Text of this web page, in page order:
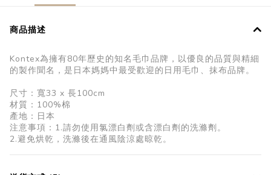
商品描述
Kontex為擁有80年歷史的知名毛巾品牌，以優良的品質與精細
的製作聞名，是日本媽媽中最受歡迎的日用毛巾、抹布品牌。
尺寸：寬33 x 長100cm
材質：100%棉
產地：日本
注意事項：1.請勿使用氯漂白劑或含漂白劑的洗滌劑。
2.避免烘乾，洗滌後在通風陰涼處晾乾。